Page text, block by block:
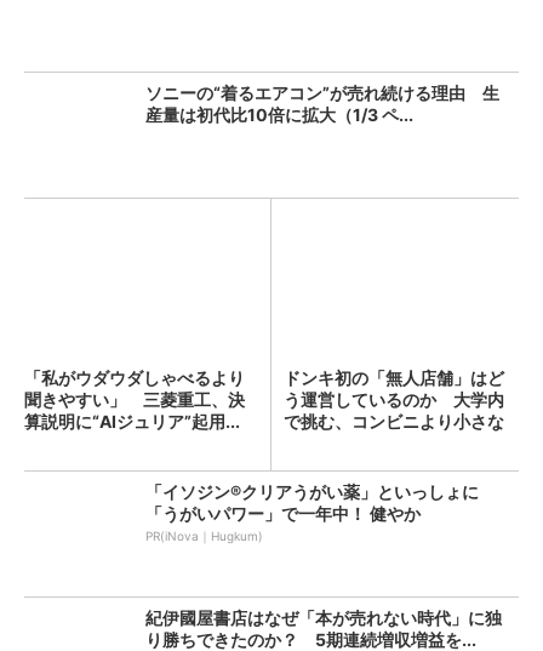
ソニーの“着るエアコン”が売れ続ける理由 生
産量は初代比10倍に拡大（1/3 ペ...
「私がウダウダしゃべるより
聞きやすい」 三菱重工、決
算説明に“AIジュリア”起用...
ドンキ初の「無人店舗」はど
う運営しているのか 大学内
で挑む、コンビニより小さな
「イソジン®クリアうがい薬」といっしょに
「うがいパワー」で一年中！ 健やか
PR(iNova｜Hugkum)
紀伊國屋書店はなぜ「本が売れない時代」に独
り勝ちできたのか？ 5期連続増収増益を...